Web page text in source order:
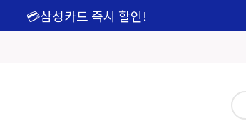
💳삼성카드 즉시 할인!